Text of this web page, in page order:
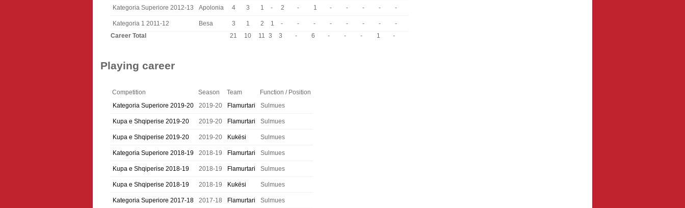
Kategoria Superiore 2012-13 Apolonia 4 3 1 - 2 - 1 - - - - -
Kategoria 1 2011-12 Besa 3 1 2 1 - - - - - - -
-
Career Total
21 10 11 3 3 - 6 - - - 1 -
Playing career
Competition Season Team
Function / Position
Kategoria Superiore 2019-20
2019-20 Flamurtari Sulmues
Kupa e Shqiperise 2019-20 2019-20 Flamurtari Sulmues
Kupa e Shqiperise 2019-20 2019-20 Kukësi Sulmues
Kategoria Superiore 2018-19 2018-19 Flamurtari Sulmues
Kupa e Shqiperise 2018-19 2018-19 Flamurtari Sulmues
Kupa e Shqiperise 2018-19 2018-19 Kukësi Sulmues
Kategoria Superiore 2017-18 2017-18 Flamurtari Sulmues